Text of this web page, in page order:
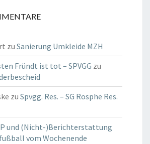
zu Sanierung Umkleide MZH
Fründt ist tot – SPVGG zu
zu Spvgg. Res. – SG Rosphe Res.
und (Nicht-)Berichterstattung
vom Wochenende